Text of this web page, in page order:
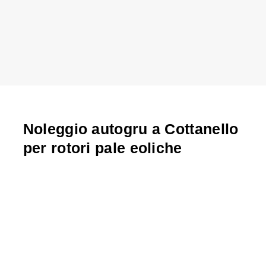
Noleggio autogru a Cottanello
per rotori pale eoliche